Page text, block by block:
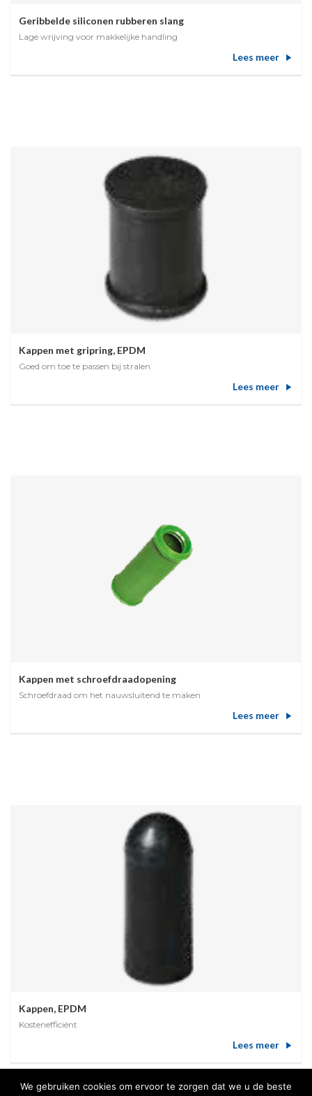
Geribbelde siliconen rubberen slang
Lage wrijving voor makkelijke handling
Lees meer
Kappen met gripring, EPDM
Goed om toe te passen bij stralen
Lees meer
Kappen met schroefdraadopening
Schroefdraad om het nauwsluitend te maken
Lees meer
Kappen, EPDM
Kostenefficiënt
Lees meer
We gebruiken cookies om ervoor te zorgen dat we u de beste